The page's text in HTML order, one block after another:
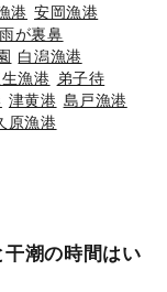
港 安岡漁港
雨が裏鼻
白潟漁港
漁港 弟子待
津黄港 島戸漁港
原漁港
潮の時間はい